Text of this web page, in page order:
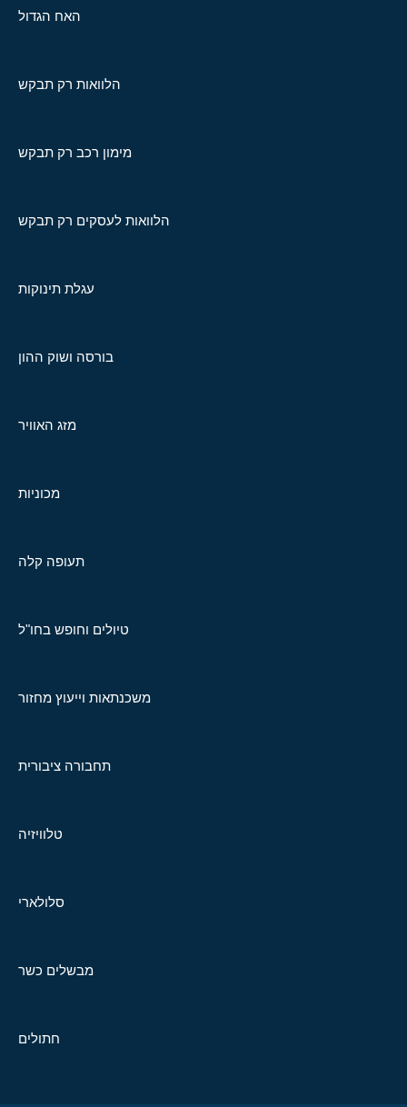
האח הגדול
הלוואות רק תבקש
מימון רכב רק תבקש
הלוואות לעסקים רק תבקש
עגלת תינוקות
בורסה ושוק ההון
מזג האוויר
מכוניות
תעופה קלה
טיולים וחופש בחו"ל
משכנתאות וייעוץ מחזור
תחבורה ציבורית
טלוויזיה
סלולארי
מבשלים כשר
חתולים